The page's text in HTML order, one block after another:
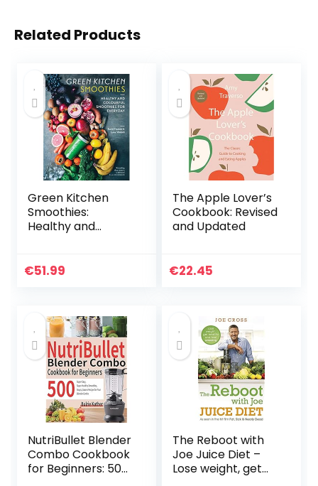
Related Products
Green Kitchen
Smoothies:
Healthy and
Everyday
€51.99
The Apple Lover’s
Cookbook: Revised
and Updated
€22.45
NutriBullet Blender
Combo Cookbook
for Beginners: 500
The Reboot with
Joe Juice Diet –
Lose weight, get